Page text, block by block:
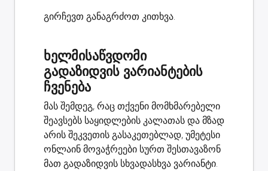
გირჩევთ განაგრძოთ კითხვა.
ხელმისაწვდომი
გადაზიდვის ვარიანტების
ჩვენება
მას შემდეგ, რაც თქვენი მომხმარებელი
შეავსებს საყიდლების კალათას და მზად
არის შეკვეთის გასაკეთებლად, უმეტესი
ონლაინ მოვაჭრეები სურთ შესთავაზონ
მათ გადაზიდვის სხვადასხვა ვარიანტი.